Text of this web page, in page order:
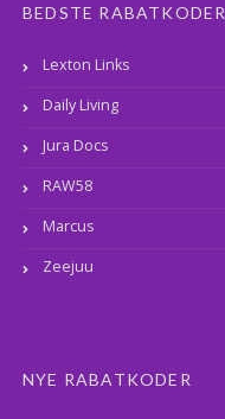
BEDSTE RABATKODER
Lexton Links
Daily Living
Jura Docs
RAW58
Marcus
Zeejuu
NYE RABATKODER